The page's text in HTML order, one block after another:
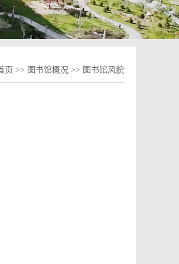
页 >> 图书馆概况 >> 图书馆风貌